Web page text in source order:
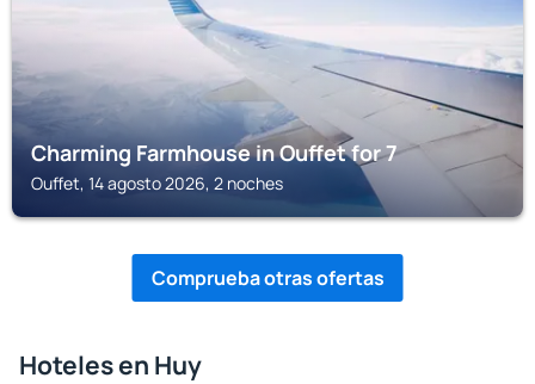
Charming Farmhouse in Ouffet for 7
Ouffet, 14 agosto 2026, 2 noches
Comprueba otras ofertas
Hoteles en Huy